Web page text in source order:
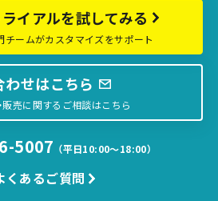
イアルを試してみる
チームがカスタマイズをサポート
わせはこちら
販売に関するご相談はこちら
5007 （平日10:00〜18:00）
くあるご質問